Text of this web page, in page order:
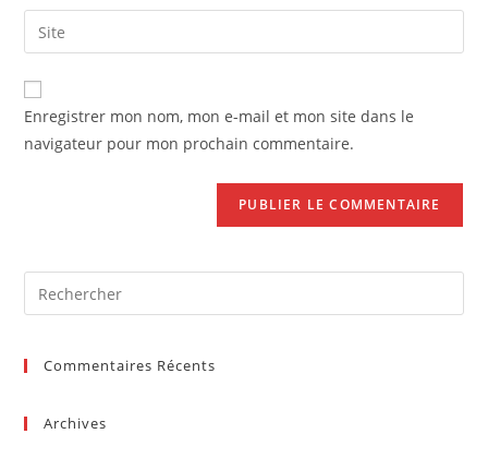
comment
email
address
comment
Saisir
l’URL
de
votre
(facultatif)
Enregistrer mon nom, mon e-mail et mon site dans le
navigateur pour mon prochain commentaire.
Commentaires Récents
Archives